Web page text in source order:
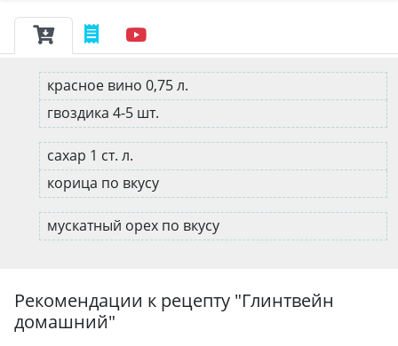
красное вино 0,75 л.
гвоздика 4-5 шт.
сахар 1 ст. л.
корица по вкусу
мускатный орех по вкусу
Рекомендации к рецепту "Глинтвейн
домашний"